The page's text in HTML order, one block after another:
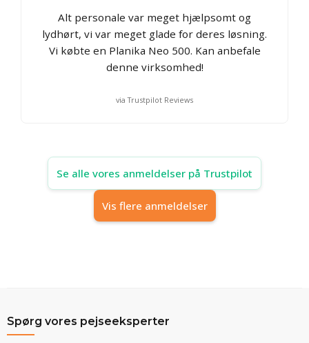
Alt personale var meget hjælpsomt og
lydhørt, vi var meget glade for deres løsning.
Vi købte en Planika Neo 500. Kan anbefale
denne virksomhed!
via Trustpilot Reviews
Se alle vores anmeldelser på Trustpilot
Vis flere anmeldelser
Spørg vores pejseeksperter